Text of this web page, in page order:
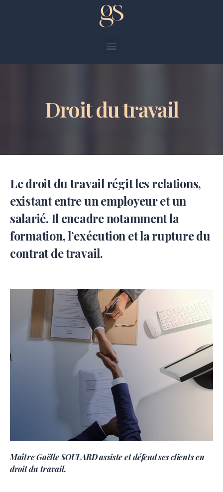
Droit du travail
Le droit du travail régit les relations,
existant entre un employeur et un
salarié. Il encadre notamment la
formation, l’exécution et la rupture du
contrat de travail.
Maître Gaëlle SOULARD assiste et défend ses clients en
droit du travail.